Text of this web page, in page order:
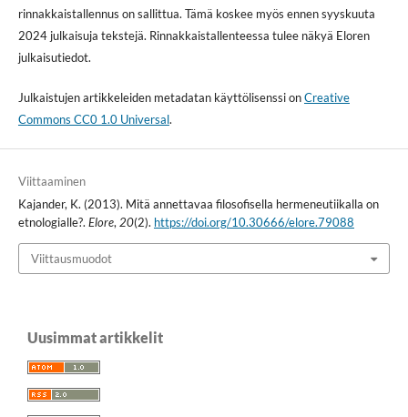
rinnakkaistallennus on sallittua. Tämä koskee myös ennen syyskuuta
2024 julkaisuja tekstejä. Rinnakkaistallenteessa tulee näkyä Eloren
julkaisutiedot.
Julkaistujen artikkeleiden metadatan käyttölisenssi onCreative
Commons CC0 1.0 Universal.
Viittaaminen
Kajander, K. (2013). Mitä annettavaa filosofisella hermeneutiikalla on
etnologialle?. Elore, 20(2). https://doi.org/10.30666/elore.79088
Viittausmuodot
Uusimmat artikkelit